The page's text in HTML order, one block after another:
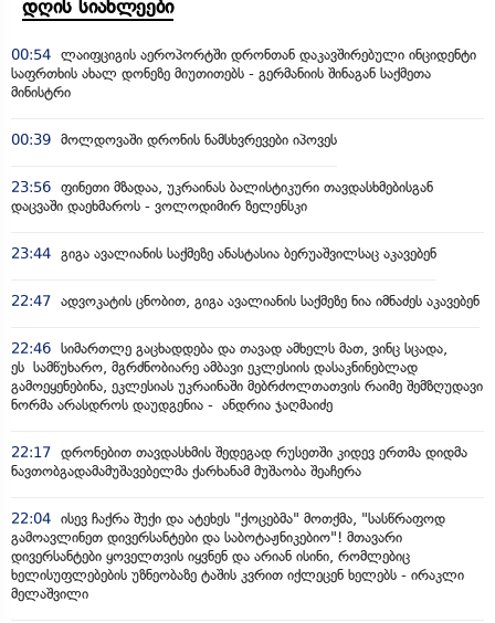
დღის სიახლეები
00:54 ლაიფციგის აეროპორტში დრონთან დაკავშირებული ინციდენტი
საფრთხის ახალ დონეზე მიუთითებს - გერმანიის შინაგან საქმეთა
მინისტრი
00:39 მოლდოვაში დრონის ნამსხვრევები იპოვეს
23:56 ფინეთი მზადაა, უკრაინას ბალისტიკური თავდასხმებისგან
დაცვაში დაეხმაროს - ვოლოდიმირ ზელენსკი
23:44 გიგა ავალიანის საქმეზე ანასტასია ბერუაშვილსაც აკავებენ
22:47 ადვოკატის ცნობით, გიგა ავალიანის საქმეზე ნია იმნაძეს აკავებენ
22:46 სიმართლე გაცხადდება და თავად ამხელს მათ, ვინც სცადა,
ეს სამწუხარო, მგრძნობიარე ამბავი ეკლესიის დასაკნინებლად
გამოეყენებინა, ეკლესიას უკრაინაში მებრძოლთათვის რაიმე შემზღუდავი
ნორმა არასდროს დაუდგენია - ანდრია ჯაღმაიძე
22:17 დრონებით თავდასხმის შედეგად რუსეთში კიდევ ერთმა დიდმა
ნავთობგადამამუშავებელმა ქარხანამ მუშაობა შეაჩერა
22:04 ისევ ჩაქრა შუქი და ატეხეს "ქოცებმა" მოთქმა, "სასწრაფოდ
გამოავლინეთ დივერსანტები და საბოტაჟნიკებიო"! მთავარი
დივერსანტები ყოველთვის იყვნენ და არიან ისინი, რომლებიც
ხელისუფლებების უზნეობაზე ტაშის კვრით იქლეცენ ხელებს - ირაკლი
მელაშვილი